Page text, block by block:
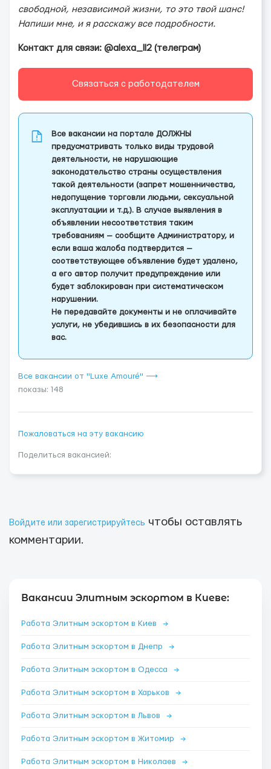
свободной, независимой жизни, то это твой шанс!
Напиши мне, и я расскажу все подробности.
Контакт для связи: @alexa_ll2 (телеграм)
Связаться с работодателем
Все вакансии на портале ДОЛЖНЫ
предусматривать только виды трудовой
деятельности, не нарушающие
законодательство страны осуществления
такой деятельности (запрет мошенничества,
недопущение торговли людьми, сексуальной
эксплуатации и т.д.). В случае выявления в
объявлении несоответствия таким
требованиям — сообщите Администратору, и
если ваша жалоба подтвердится —
соответствующее объявление будет удалено,
а его автор получит предупреждение или
будет заблокирован при систематическом
нарушении.
Не передавайте документы и не оплачивайте
услуги, не убедившись в их безопасности для
вас.
Все вакансии от "Luxe Amouré" ⟶
показы: 148
Пожаловаться на эту вакансию
Поделиться вакансией:
Войдите или зарегистрируйтесь чтобы оставлять
комментарии.
Вакансии Элитным эскортом в Киеве:
Работа Элитным эскортом в Киев →
Работа Элитным эскортом в Днепр →
Работа Элитным эскортом в Одесса →
Работа Элитным эскортом в Харьков →
Работа Элитным эскортом в Львов →
Работа Элитным эскортом в Житомир →
Работа Элитным эскортом в Николаев →